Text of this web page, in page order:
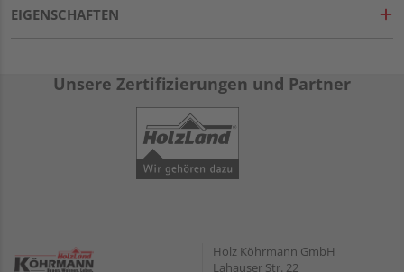
EIGENSCHAFTEN
Unsere Zertifizierungen und Partner
Holz Köhrmann GmbH
Lahauser Str. 22